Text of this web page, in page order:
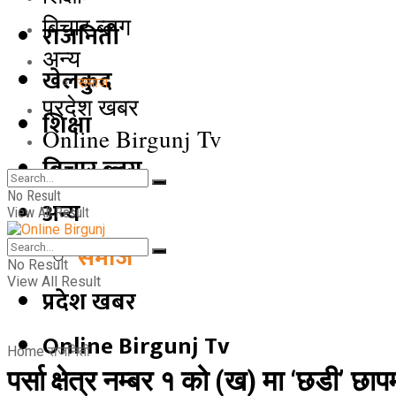
राजनिती
खेलकुद
शिक्षा
बिचार ब्लग
अन्य
समाज
प्रदेश खबर
Online Birgunj Tv
बिचार ब्लग
अन्य
समाज
प्रदेश खबर
Online Birgunj Tv
No Result
View All Result
No Result
View All Result
Home राजनिती
पर्सा क्षेत्र नम्बर १ को (ख) मा ‘छडी’